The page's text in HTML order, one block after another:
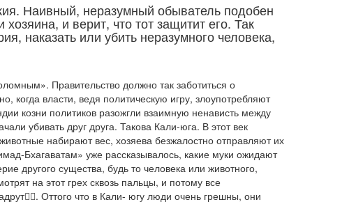
Наивный, неразумный обыватель подобен
и верит, что тот защитит его. Так
наказать или убить неразумного человека,
Правительство должно так заботиться о
когда власти, ведя политическую игру, злоупотребляют
козни политиков разожгли взаимную ненависть между
убивать друг друга. Такова Кали-юга. В этот век
набирают вес, хозяева безжалостно отправляют их
Бхагаватам» уже рассказывалось, какие муки ожидают
другого существа, будь то человека или животного,
на этот грех сквозь пальцы, и потому все
Оттого что в Кали- югу люди очень грешны, они